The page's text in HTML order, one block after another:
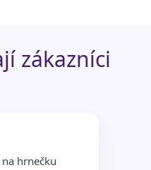
zákazníci
hrnečku